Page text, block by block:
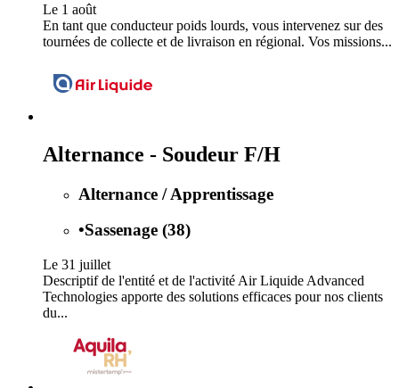
Le 1 août
En tant que conducteur poids lourds, vous intervenez sur des
tournées de collecte et de livraison en régional. Vos missions...
Alternance - Soudeur F/H
Alternance / Apprentissage
•Sassenage (38)
Le 31 juillet
Descriptif de l'entité et de l'activité Air Liquide Advanced
Technologies apporte des solutions efficaces pour nos clients
du...